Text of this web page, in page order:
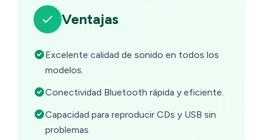
Ventajas
Excelente calidad de sonido en todos los
modelos.
Conectividad Bluetooth rápida y eficiente.
Capacidad para reproducir CDs y USB sin
problemas.